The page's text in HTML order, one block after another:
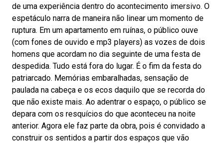
de uma experiência dentro do acontecimento imersivo. O
espetáculo narra de maneira não linear um momento de
ruptura. Em um apartamento em ruínas, o público ouve
(com fones de ouvido e mp3 players) as vozes de dois
homens que acordam no dia seguinte de uma festa de
despedida. Tudo está fora do lugar. É o fim da festa do
patriarcado. Memórias embaralhadas, sensação de
paulada na cabeça e os ecos daquilo que se recorda do
que não existe mais. Ao adentrar o espaço, o público se
depara com os resquícios do que aconteceu na noite
anterior. Agora ele faz parte da obra, pois é convidado a
construir os sentidos a partir dos espaços que vão